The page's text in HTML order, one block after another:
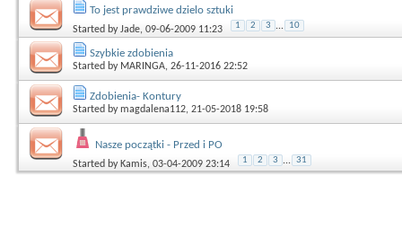
To jest prawdziwe dzielo sztuki
Started byJade, 09-06-2009 11:23 1 2 3 ... 10
Szybkie zdobienia
Started by MARINGA, 26-11-2016 22:52
Zdobienia- Kontury
Started bymagdalena112, 21-05-2018 19:58
Nasze początki - Przed i PO
Started by Kamis, 03-04-2009 23:14 1 2 3 ... 31